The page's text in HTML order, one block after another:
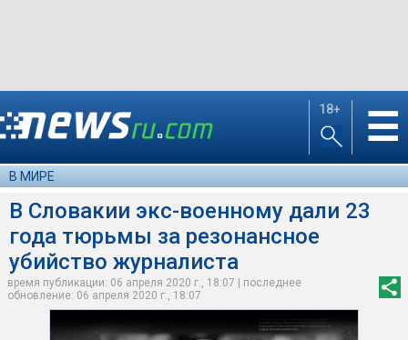
18+ ☰
В МИРЕ
В Словакии экс-военному дали 23
года тюрьмы за резонансное
убийство журналиста
время публикации: 06 апреля 2020 г., 18:07 | последнее
обновление: 06 апреля 2020 г., 18:07